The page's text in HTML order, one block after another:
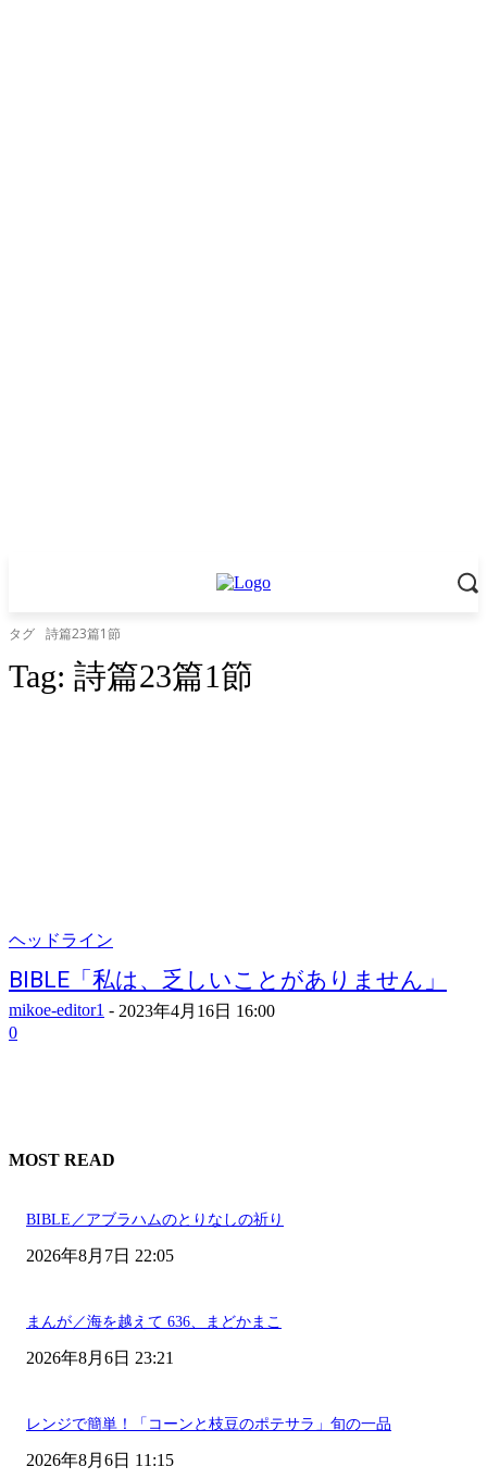
タグ 詩篇23篇1節
Tag: 詩篇23篇1節
ヘッドライン
BIBLE「私は、乏しいことがありません」
mikoe-editor1 - 2023年4月16日 16:00
0
MOST READ
BIBLE／アブラハムのとりなしの祈り
2026年8月7日 22:05
まんが／海を越えて 636、まどかまこ
2026年8月6日 23:21
レンジで簡単！「コーンと枝豆のポテサラ」旬の一品
2026年8月6日 11:15